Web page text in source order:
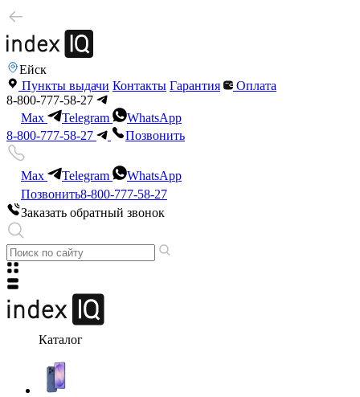
Ейск
Пункты выдачи Контакты Гарантия
Оплата
8-800-777-58-27
Max
Telegram
WhatsApp
8-800-777-58-27
Позвонить
Max Telegram
WhatsApp
Позвонить8-800-777-58-27
Заказать обратный звонок
Каталог